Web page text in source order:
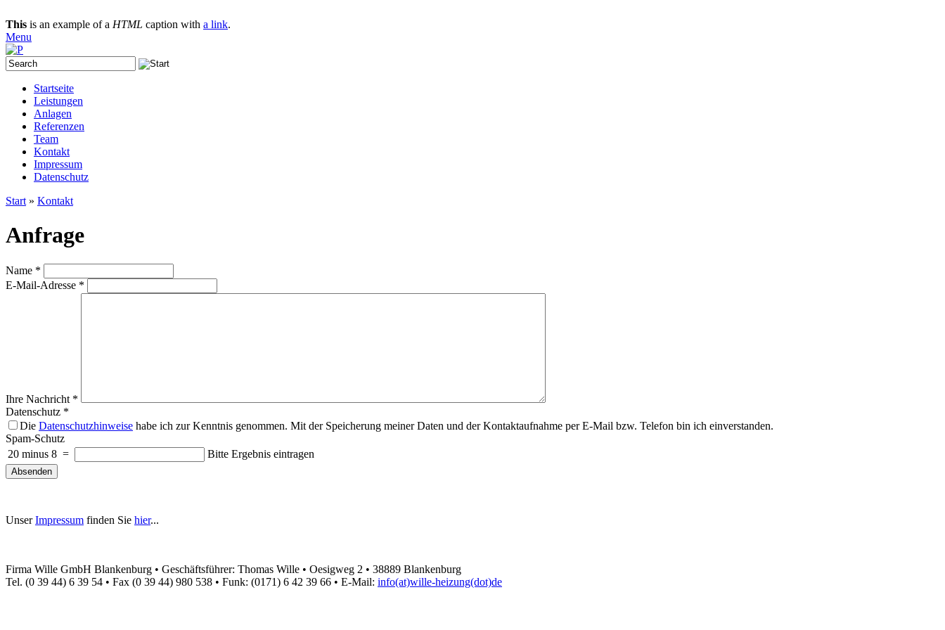
This is an example of a HTML caption with a link.
Menu
Startseite
Leistungen
Anlagen
Referenzen
Team
Kontakt
Impressum
Datenschutz
Start » Kontakt
Anfrage
Name *
E-Mail-Adresse *
Ihre Nachricht *
Datenschutz *
Die Datenschutzhinweise habe ich zur Kenntnis genommen. Mit der Speicherung meiner Daten und der Kontaktaufnahme per E-Mail bzw. Telefon bin ich einverstanden.
Spam-Schutz
20 minus 8 = Bitte Ergebnis eintragen
Absenden
UnserImpressum finden Sie hier...
Firma Wille GmbH Blankenburg • Geschäftsführer: Thomas Wille • Oesigweg 2 • 38889 Blankenburg
Tel. (0 39 44) 6 39 54 • Fax (0 39 44) 980 538 • Funk: (0171) 6 42 39 66 • E-Mail: info(at)wille-heizung(dot)de